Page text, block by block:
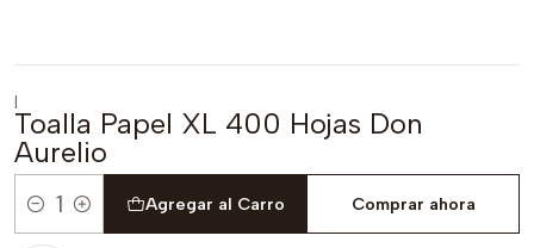
|
Toalla Papel XL 400 Hojas Don
Aurelio
Cantidad
Agregar al Carro Comprar ahora